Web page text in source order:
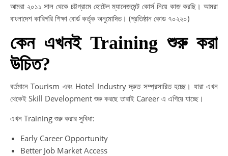
আমরা ২০১১ সাল থেকে চট্টগ্রামে হোটেল ম্যানেজমেন্ট কোর্স নিয়ে কাজ করছি। আমরা
বাংলাদেশ কারিগরি শিক্ষা বোর্ড কর্তৃক অনুমোদিত। (প্রতিষ্ঠান কোড ৭০২২০)
কেন এখনই Training শুরু করা
উচিত?
বর্তমানে Tourism এবং Hotel Industry দ্রুত সম্প্রসারিত হচ্ছে। যারা এখন
থেকেই Skill Development শুরু করছে তারাই Career এ এগিয়ে যাচ্ছে।
এখন Training শুরু করার সুবিধা:
Early Career Opportunity
Better Job Market Access